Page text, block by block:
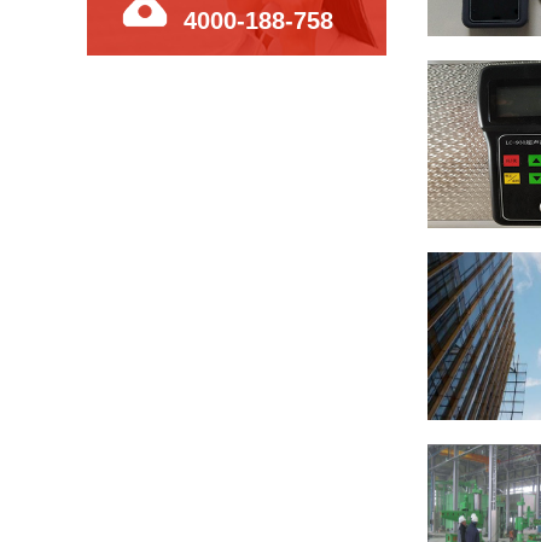
4000-188-758